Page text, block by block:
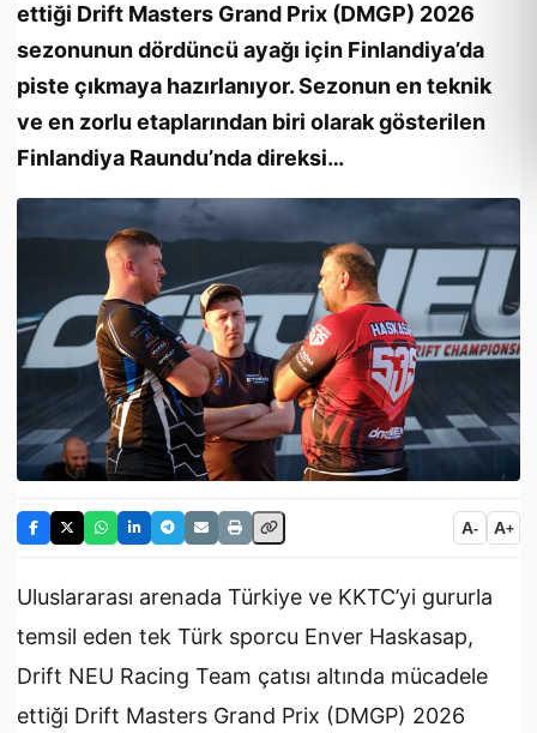
ettiği Drift Masters Grand Prix (DMGP) 2026
sezonunun dördüncü ayağı için Finlandiya’da
piste çıkmaya hazırlanıyor. Sezonun en teknik
ve en zorlu etaplarından biri olarak gösterilen
Finlandiya Raundu’nda direksi…
A- A+
Uluslararası arenada Türkiye ve KKTC’yi gururla
temsil eden tek Türk sporcu Enver Haskasap,
Drift NEU Racing Team çatısı altında mücadele
ettiği Drift Masters Grand Prix (DMGP) 2026